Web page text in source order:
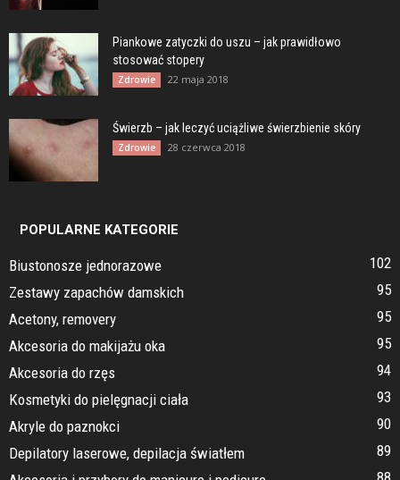
Piankowe zatyczki do uszu – jak prawidłowo
stosować stopery
Zdrowie 22 maja 2018
Świerzb – jak leczyć uciążliwe świerzbienie skóry
Zdrowie 28 czerwca 2018
POPULARNE KATEGORIE
Biustonosze jednorazowe
102
Zestawy zapachów damskich
95
Acetony, removery
95
Akcesoria do makijażu oka
95
Akcesoria do rzęs
94
Kosmetyki do pielęgnacji ciała
93
Akryle do paznokci
90
Depilatory laserowe, depilacja światłem
89